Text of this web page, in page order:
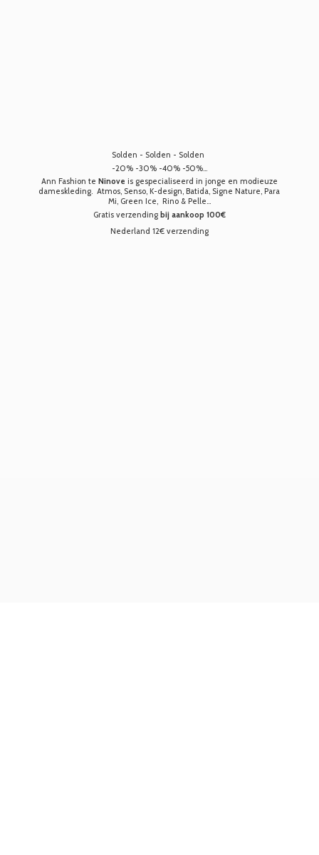
Solden - Solden - Solden
-20% -30% -40% -50%...
Ann Fashion te Ninove is gespecialiseerd in jonge en modieuze
dameskleding. Atmos, Senso, K-design, Batida, Signe Nature, Para
Mi, Green Ice, Rino & Pelle...
Gratis verzending bij aankoop 100€
Nederland 12€ verzending